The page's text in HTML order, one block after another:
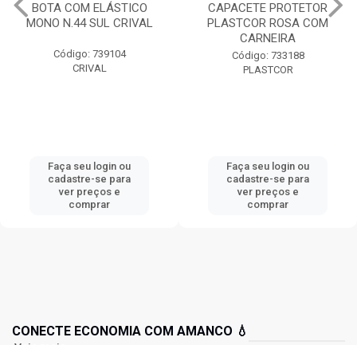
BOTA COM ELÁSTICO
MONO N.44 SUL CRIVAL
Código: 739104
CRIVAL
Faça seu login ou
cadastre-se para
ver preços e
comprar
CAPACETE PROTETOR
PLASTCOR ROSA COM
CARNEIRA
Código: 733188
PLASTCOR
Faça seu login ou
cadastre-se para
ver preços e
comprar
CONECTE ECONOMIA COM AMANCO 💧